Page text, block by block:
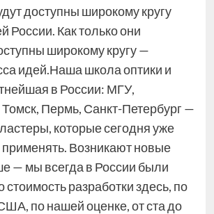
доступны широкому кругу
России. Как только они
широкому кругу —
идей.Наша школа оптики и
в России: МГУ,
Пермь, Санкт-Петербург —
которые сегодня уже
применять. Возникают новые
— мы всегда в России были
стоимость разработки здесь, по
по нашей оценке, от ста до